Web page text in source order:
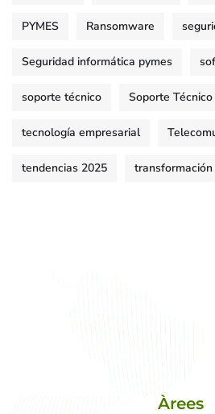
PYMES Ransomware
Seguridad informática pymes
soporte técnico Soporte
tecnología empresarial
tendencias 2025
Àrees